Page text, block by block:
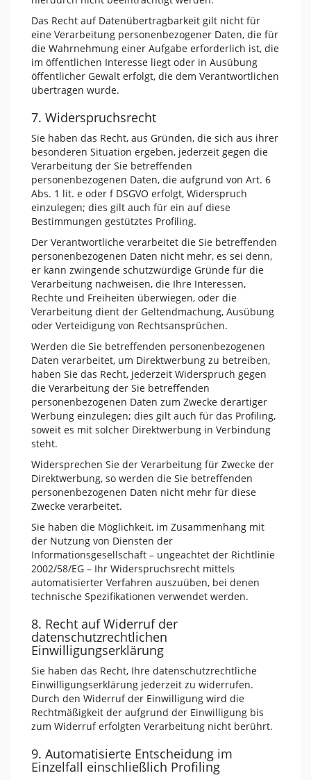
Das Recht auf Datenübertragbarkeit gilt nicht für
eine Verarbeitung personenbezogener Daten, die für
die Wahrnehmung einer Aufgabe erforderlich ist, die
im öffentlichen Interesse liegt oder in Ausübung
öffentlicher Gewalt erfolgt, die dem Verantwortlichen
übertragen wurde.
7. Widerspruchsrecht
Sie haben das Recht, aus Gründen, die sich aus ihrer
besonderen Situation ergeben, jederzeit gegen die
Verarbeitung der Sie betreffenden
personenbezogenen Daten, die aufgrund von Art. 6
Abs. 1 lit. e oder f DSGVO erfolgt, Widerspruch
einzulegen; dies gilt auch für ein auf diese
Bestimmungen gestütztes Profiling.
Der Verantwortliche verarbeitet die Sie betreffenden
personenbezogenen Daten nicht mehr, es sei denn,
er kann zwingende schutzwürdige Gründe für die
Verarbeitung nachweisen, die Ihre Interessen,
Rechte und Freiheiten überwiegen, oder die
Verarbeitung dient der Geltendmachung, Ausübung
oder Verteidigung von Rechtsansprüchen.
Werden die Sie betreffenden personenbezogenen
Daten verarbeitet, um Direktwerbung zu betreiben,
haben Sie das Recht, jederzeit Widerspruch gegen
die Verarbeitung der Sie betreffenden
personenbezogenen Daten zum Zwecke derartiger
Werbung einzulegen; dies gilt auch für das Profiling,
soweit es mit solcher Direktwerbung in Verbindung
steht.
Widersprechen Sie der Verarbeitung für Zwecke der
Direktwerbung, so werden die Sie betreffenden
personenbezogenen Daten nicht mehr für diese
Zwecke verarbeitet.
Sie haben die Möglichkeit, im Zusammenhang mit
der Nutzung von Diensten der
Informationsgesellschaft – ungeachtet der Richtlinie
2002/58/EG – Ihr Widerspruchsrecht mittels
automatisierter Verfahren auszuüben, bei denen
technische Spezifikationen verwendet werden.
8. Recht auf Widerruf der
datenschutzrechtlichen
Einwilligungserklärung
Sie haben das Recht, Ihre datenschutzrechtliche
Einwilligungserklärung jederzeit zu widerrufen.
Durch den Widerruf der Einwilligung wird die
Rechtmäßigkeit der aufgrund der Einwilligung bis
zum Widerruf erfolgten Verarbeitung nicht berührt.
9. Automatisierte Entscheidung im
Einzelfall einschließlich Profiling